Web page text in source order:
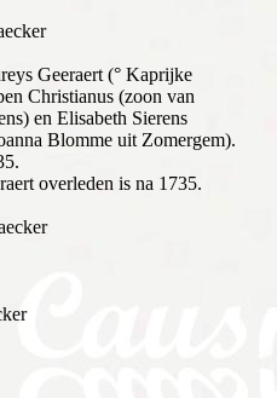
Geeraert (° Kaprijke
Christianus (zoon van
en Elisabeth Sierens
Blomme uit Zomergem).
overleden is na 1735.